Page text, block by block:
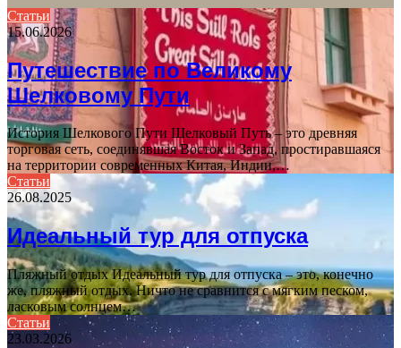
Статьи
15.06.2026
Путешествие по Великому
Шелковому Пути
История Шелкового Пути Шелковый Путь – это древняя
торговая сеть, соединявшая Восток и Запад, простиравшаяся
на территории современных Китая, Индии,…
Статьи
26.08.2025
Идеальный тур для отпуска
Пляжный отдых Идеальный тур для отпуска – это, конечно
же, пляжный отдых. Ничто не сравнится с мягким песком,
ласковым солнцем…
Статьи
23.03.2026